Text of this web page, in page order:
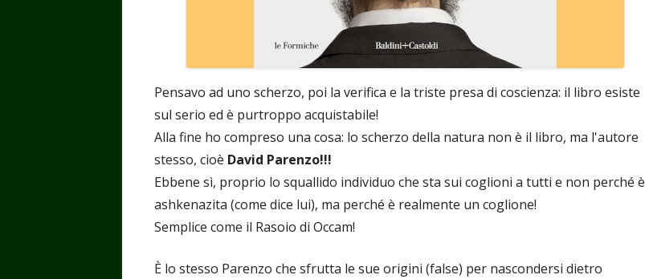
Pensavo ad uno scherzo, poi la verifica e la triste presa di coscienza: il libro esiste
sul serio ed è purtroppo acquistabile!
Alla fine ho compreso una cosa: lo scherzo della natura non è il libro, ma l'autore
stesso, cioè David Parenzo!!!
Ebbene sì, proprio lo squallido individuo che sta sui coglioni a tutti e non perché è
ashkenazita (come dice lui), ma perché è realmente un coglione!
Semplice come il Rasoio di Occam!
È lo stesso Parenzo che sfrutta le sue origini (false) per nascondersi dietro